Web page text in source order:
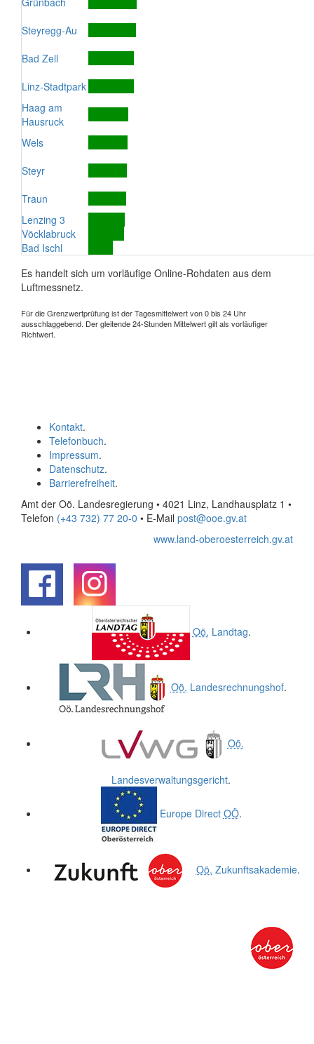
Steyregg-Au
Bad Zell
Linz-Stadtpark
Haag am
Hausruck
Wels
Steyr
Traun
Lenzing 3
Vöcklabruck
Bad Ischl
Es handelt sich um vorläufige Online-Rohdaten aus dem
Luftmessnetz.
Für die Grenzwertprüfung ist der Tagesmittelwert von 0 bis 24 Uhr
ausschlaggebend. Der gleitende 24-Stunden Mittelwert gilt als vorläufiger
Richtwert.
Kontakt.
Telefonbuch.
Impressum.
Datenschutz.
Barrierefreiheit.
Amt der Oö. Landesregierung • 4021 Linz, Landhausplatz 1 •
Telefon (+43 732) 77 20-0 • E-Mail post@ooe.gv.at
www.land-oberoesterreich.gv.at
Oö. Landtag.
Oö. Landesrechnungshof.
Oö.
Landesverwaltungsgericht.
Europe Direct OÖ.
Oö. Zukunftsakademie.